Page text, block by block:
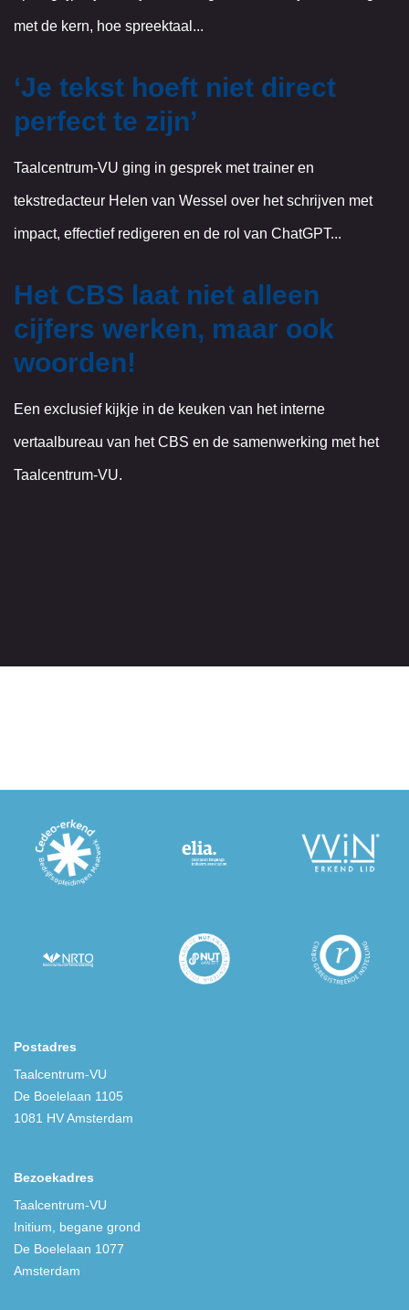
met de kern, hoe spreektaal...
‘Je tekst hoeft niet direct
perfect te zijn’
Taalcentrum-VU ging in gesprek met trainer en
tekstredacteur Helen van Wessel over het schrijven met
impact, effectief redigeren en de rol van ChatGPT...
Het CBS laat niet alleen
cijfers werken, maar ook
woorden!
Een exclusief kijkje in de keuken van het interne
vertaalbureau van het CBS en de samenwerking met het
Taalcentrum-VU.
Postadres
Taalcentrum-VU
De Boelelaan 1105
1081 HV Amsterdam
Bezoekadres
Taalcentrum-VU
Initium, begane grond
De Boelelaan 1077
Amsterdam